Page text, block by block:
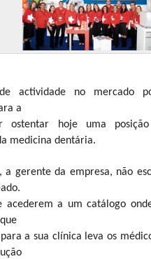
actividade no mercado
a
ostentar hoje uma
medicina dentária.
a gerente da empresa, não
acederem a um catálogo
a sua clínica leva os